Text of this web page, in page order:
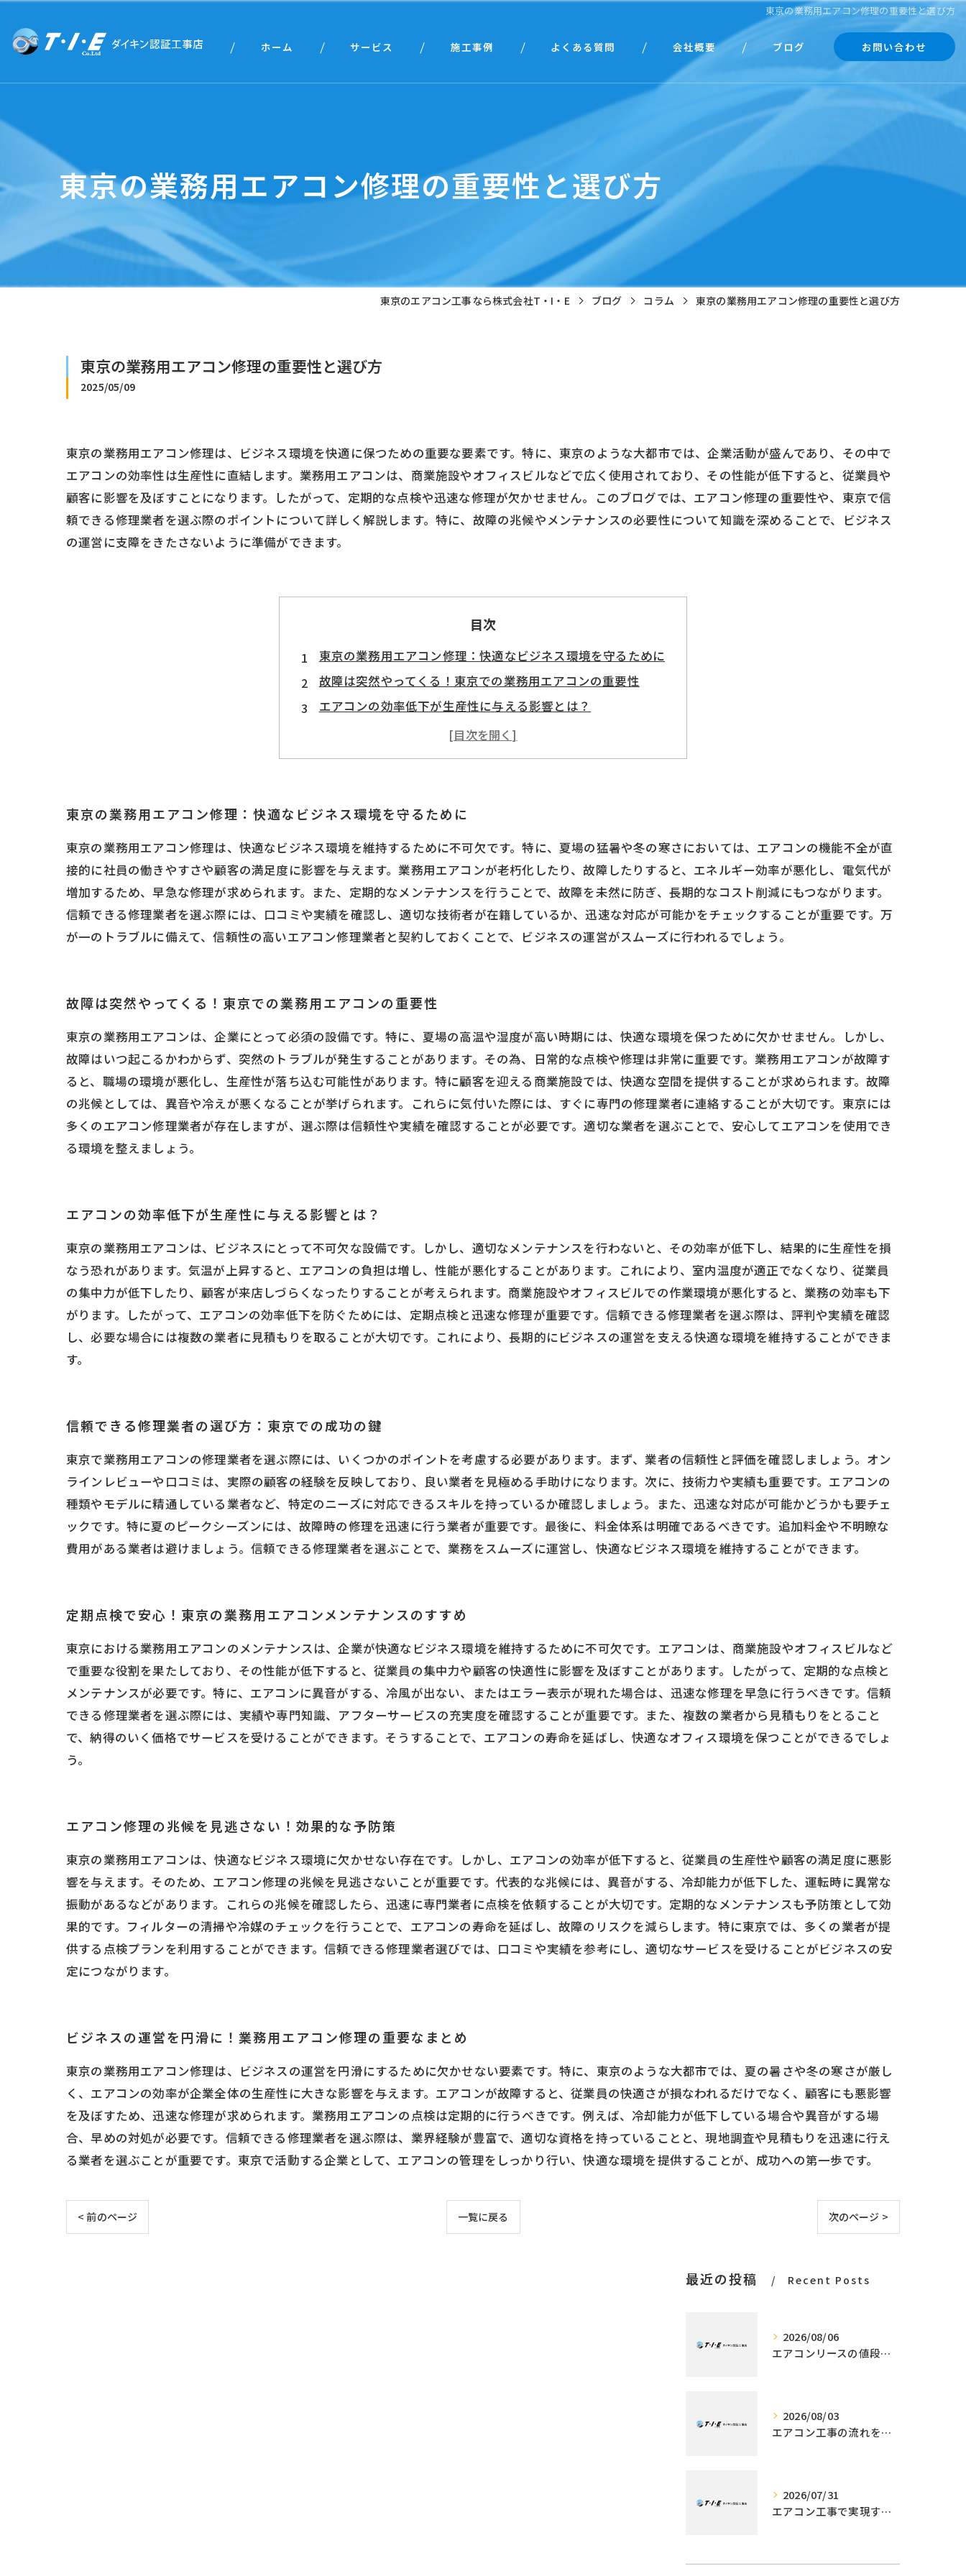
東京の業務用エアコン修理の重要性と選び方
ホーム サービス 施工事例 よくある質問 会社概要
代表あいさつ
ブログ
コラム
お問い合わせ
東京の業務用エアコン修理の重要性と選び方
東京のエアコン工事なら株式会社T・I・E ブログ コラム 東京の業務用エアコン修理の重要性と選び方
東京の業務用エアコン修理の重要性と選び方
2025/05/09
東京の業務用エアコン修理は、ビジネス環境を快適に保つための重要な要素です。特に、東京のような大都市では、企業活動が盛んであり、その中で
エアコンの効率性は生産性に直結します。業務用エアコンは、商業施設やオフィスビルなどで広く使用されており、その性能が低下すると、従業員や
顧客に影響を及ぼすことになります。したがって、定期的な点検や迅速な修理が欠かせません。このブログでは、エアコン修理の重要性や、東京で信
頼できる修理業者を選ぶ際のポイントについて詳しく解説します。特に、故障の兆候やメンテナンスの必要性について知識を深めることで、ビジネス
の運営に支障をきたさないように準備ができます。
目次
東京の業務用エアコン修理：快適なビジネス環境を守るために
故障は突然やってくる！東京での業務用エアコンの重要性
エアコンの効率低下が生産性に与える影響とは？
信頼できる修理業者の選び方：東京での成功の鍵
定期点検で安心！東京の業務用エアコンメンテナンスのすすめ
ビジネスの運営を円滑に！業務用エアコン修理の重要なまとめ
東京の業務用エアコン修理：快適なビジネス環境を守るために
東京の業務用エアコン修理は、快適なビジネス環境を維持するために不可欠です。特に、夏場の猛暑や冬の寒さにおいては、エアコンの機能不全が直
接的に社員の働きやすさや顧客の満足度に影響を与えます。業務用エアコンが老朽化したり、故障したりすると、エネルギー効率が悪化し、電気代が
増加するため、早急な修理が求められます。また、定期的なメンテナンスを行うことで、故障を未然に防ぎ、長期的なコスト削減にもつながります。
信頼できる修理業者を選ぶ際には、口コミや実績を確認し、適切な技術者が在籍しているか、迅速な対応が可能かをチェックすることが重要です。万
が一のトラブルに備えて、信頼性の高いエアコン修理業者と契約しておくことで、ビジネスの運営がスムーズに行われるでしょう。
故障は突然やってくる！東京での業務用エアコンの重要性
東京の業務用エアコンは、企業にとって必須の設備です。特に、夏場の高温や湿度が高い時期には、快適な環境を保つために欠かせません。しかし、
故障はいつ起こるかわからず、突然のトラブルが発生することがあります。その為、日常的な点検や修理は非常に重要です。業務用エアコンが故障す
ると、職場の環境が悪化し、生産性が落ち込む可能性があります。特に顧客を迎える商業施設では、快適な空間を提供することが求められます。故障
の兆候としては、異音や冷えが悪くなることが挙げられます。これらに気付いた際には、すぐに専門の修理業者に連絡することが大切です。東京には
多くのエアコン修理業者が存在しますが、選ぶ際は信頼性や実績を確認することが必要です。適切な業者を選ぶことで、安心してエアコンを使用でき
る環境を整えましょう。
エアコンの効率低下が生産性に与える影響とは？
東京の業務用エアコンは、ビジネスにとって不可欠な設備です。しかし、適切なメンテナンスを行わないと、その効率が低下し、結果的に生産性を損
なう恐れがあります。気温が上昇すると、エアコンの負担は増し、性能が悪化することがあります。これにより、室内温度が適正でなくなり、従業員
の集中力が低下したり、顧客が来店しづらくなったりすることが考えられます。商業施設やオフィスビルでの作業環境が悪化すると、業務の効率も下
がります。したがって、エアコンの効率低下を防ぐためには、定期点検と迅速な修理が重要です。信頼できる修理業者を選ぶ際は、評判や実績を確認
し、必要な場合には複数の業者に見積もりを取ることが大切です。これにより、長期的にビジネスの運営を支える快適な環境を維持することができま
す。
信頼できる修理業者の選び方：東京での成功の鍵
東京で業務用エアコンの修理業者を選ぶ際には、いくつかのポイントを考慮する必要があります。まず、業者の信頼性と評価を確認しましょう。オン
ラインレビューや口コミは、実際の顧客の経験を反映しており、良い業者を見極める手助けになります。次に、技術力や実績も重要です。エアコンの
種類やモデルに精通している業者など、特定のニーズに対応できるスキルを持っているか確認しましょう。また、迅速な対応が可能かどうかも要チェ
ックです。特に夏のピークシーズンには、故障時の修理を迅速に行う業者が重要です。最後に、料金体系は明確であるべきです。追加料金や不明瞭な
費用がある業者は避けましょう。信頼できる修理業者を選ぶことで、業務をスムーズに運営し、快適なビジネス環境を維持することができます。
定期点検で安心！東京の業務用エアコンメンテナンスのすすめ
東京における業務用エアコンのメンテナンスは、企業が快適なビジネス環境を維持するために不可欠です。エアコンは、商業施設やオフィスビルなど
で重要な役割を果たしており、その性能が低下すると、従業員の集中力や顧客の快適性に影響を及ぼすことがあります。したがって、定期的な点検と
メンテナンスが必要です。特に、エアコンに異音がする、冷風が出ない、またはエラー表示が現れた場合は、迅速な修理を早急に行うべきです。信頼
できる修理業者を選ぶ際には、実績や専門知識、アフターサービスの充実度を確認することが重要です。また、複数の業者から見積もりをとること
で、納得のいく価格でサービスを受けることができます。そうすることで、エアコンの寿命を延ばし、快適なオフィス環境を保つことができるでしょ
う。
エアコン修理の兆候を見逃さない！効果的な予防策
東京の業務用エアコンは、快適なビジネス環境に欠かせない存在です。しかし、エアコンの効率が低下すると、従業員の生産性や顧客の満足度に悪影
響を与えます。そのため、エアコン修理の兆候を見逃さないことが重要です。代表的な兆候には、異音がする、冷却能力が低下した、運転時に異常な
振動があるなどがあります。これらの兆候を確認したら、迅速に専門業者に点検を依頼することが大切です。定期的なメンテナンスも予防策として効
果的です。フィルターの清掃や冷媒のチェックを行うことで、エアコンの寿命を延ばし、故障のリスクを減らします。特に東京では、多くの業者が提
供する点検プランを利用することができます。信頼できる修理業者選びでは、口コミや実績を参考にし、適切なサービスを受けることがビジネスの安
定につながります。
ビジネスの運営を円滑に！業務用エアコン修理の重要なまとめ
東京の業務用エアコン修理は、ビジネスの運営を円滑にするために欠かせない要素です。特に、東京のような大都市では、夏の暑さや冬の寒さが厳し
く、エアコンの効率が企業全体の生産性に大きな影響を与えます。エアコンが故障すると、従業員の快適さが損なわれるだけでなく、顧客にも悪影響
を及ぼすため、迅速な修理が求められます。業務用エアコンの点検は定期的に行うべきです。例えば、冷却能力が低下している場合や異音がする場
合、早めの対処が必要です。信頼できる修理業者を選ぶ際は、業界経験が豊富で、適切な資格を持っていることと、現地調査や見積もりを迅速に行え
る業者を選ぶことが重要です。東京で活動する企業として、エアコンの管理をしっかり行い、快適な環境を提供することが、成功への第一歩です。
< 前のページ 一覧に戻る 次のページ >
最近の投稿 Recent Posts
2026/08/06
エアコンリースの値段解説と利用メリット
2026/08/03
エアコン工事の流れを徹底解説標準作業から追加工事・所要時間の見極め方
2026/07/31
エアコン工事で実現する電気代節約法